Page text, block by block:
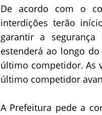
De acordo com o
interdições terão
garantir a
estenderá ao longo
último competidor. As
último competidor
A Prefeitura pede a